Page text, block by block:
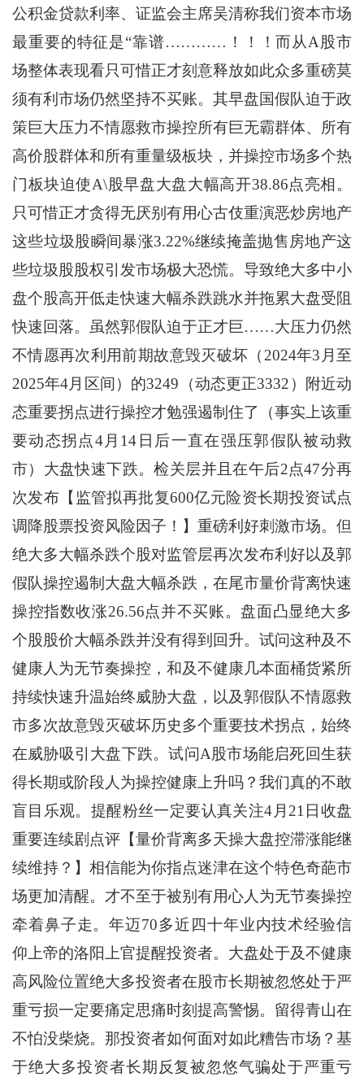
公积金贷款利率、证监会主席吴清称我们资本市场
最重要的特征是“靠谱…………！！！而从A股市
场整体表现看只可惜正才刻意释放如此众多重磅莫
须有利市场仍然坚持不买账。其早盘国假队迫于政
策巨大压力不情愿救市操控所有巨无霸群体、所有
高价股群体和所有重量级板块，并操控市场多个热
门板块迫使A\股早盘大盘大幅高开38.86点亮相。
只可惜正才贪得无厌别有用心古伎重演恶炒房地产
这些垃圾股瞬间暴涨3.22%继续掩盖抛售房地产这
些垃圾股股权引发市场极大恐慌。导致绝大多中小
盘个股高开低走快速大幅杀跌跳水并拖累大盘受阻
快速回落。虽然郭假队迫于正才巨……大压力仍然
不情愿再次利用前期故意毁灭破坏（2024年3月至
2025年4月区间）的3249（动态更正3332）附近动
态重要拐点进行操控才勉强遏制住了（事实上该重
要动态拐点4月14日后一直在强压郭假队被动救
市）大盘快速下跌。检关层并且在午后2点47分再
次发布【监管拟再批复600亿元险资长期投资试点
调降股票投资风险因子！】重磅利好刺激市场。但
绝大多大幅杀跌个股对监管层再次发布利好以及郭
假队操控遏制大盘大幅杀跌，在尾市量价背离快速
操控指数收涨26.56点并不买账。盘面凸显绝大多
个股股价大幅杀跌并没有得到回升。试问这种及不
健康人为无节奏操控，和及不健康几本面桶货紧所
持续快速升温始终威胁大盘，以及郭假队不情愿救
市多次故意毁灭破坏历史多个重要技术拐点，始终
在威胁吸引大盘下跌。试问A股市场能启死回生获
得长期或阶段人为操控健康上升吗？我们真的不敢
盲目乐观。提醒粉丝一定要认真关注4月21日收盘
重要连续剧点评【量价背离多天操大盘控滞涨能继
续维持？】相信能为你指点迷津在这个特色奇葩市
场更加清醒。才不至于被别有用心人为无节奏操控
牵着鼻子走。年迈70多近四十年业内技术经验信
仰上帝的洛阳上官提醒投资者。大盘处于及不健康
高风险位置绝大多投资者在股市长期被忽悠处于严
重亏损一定要痛定思痛时刻提高警惕。留得青山在
不怕没柴烧。那投资者如何面对如此糟告市场？基
于绝大多投资者长期反复被忽悠气骗处于严重亏